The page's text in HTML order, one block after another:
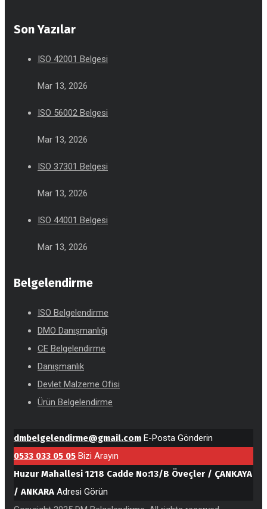
Son Yazılar
ISO 42001 Belgesi
Mar 13, 2026
ISO 56002 Belgesi
Mar 13, 2026
ISO 37301 Belgesi
Mar 13, 2026
ISO 44001 Belgesi
Mar 13, 2026
Belgelendirme
ISO Belgelendirme
DMO Danışmanlığı
CE Belgelendirme
Danışmanlık
Devlet Malzeme Ofisi
Ürün Belgelendirme
dmbelgelendirme@gmail.com E-Posta Gönderin
0533 033 05 05 Bizi Arayın
Huzur Mahallesi 1218 Cadde No:13/B Öveçler / ÇANKAYA
/ ANKARA Adresi Görün